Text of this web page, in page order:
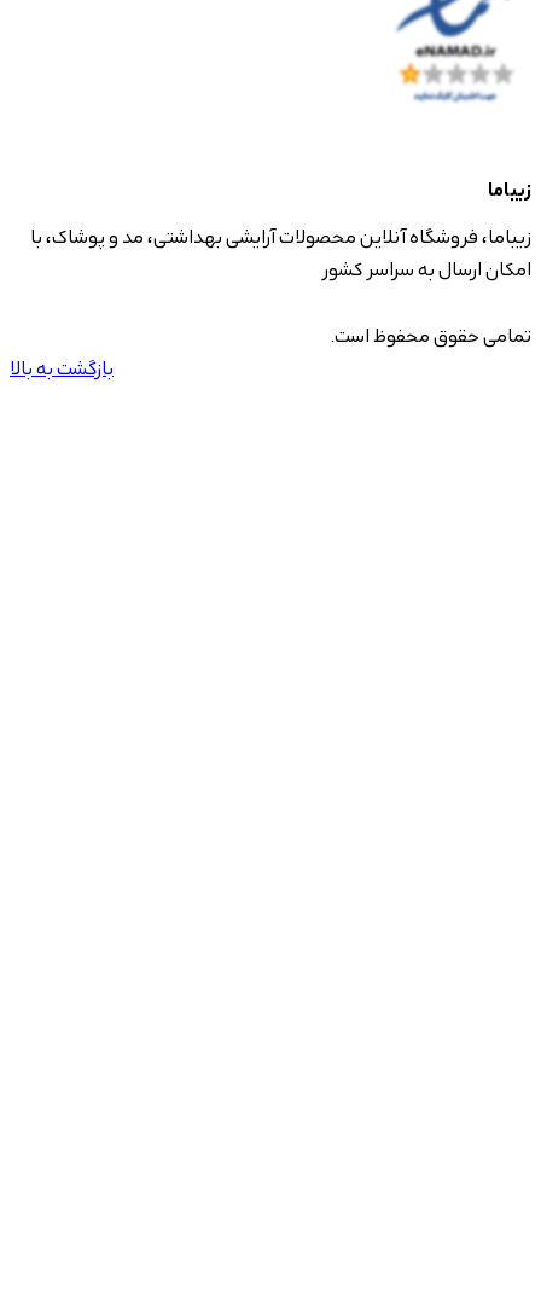
زیباما
زیباما، فروشگاه آنلاین محصولات آرایشی بهداشتی، مد و پوشاک، با
امکان ارسال به سراسر کشور
تمامی حقوق محفوظ است.
بازگشت به بالا